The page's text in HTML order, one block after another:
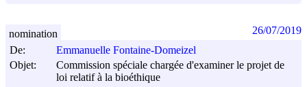
De:
Emmanuelle Fontaine-Domeizel
Objet:
Commission spéciale chargée d'examiner le projet de
loi relatif à la bioéthique
nomination 26/07/2019